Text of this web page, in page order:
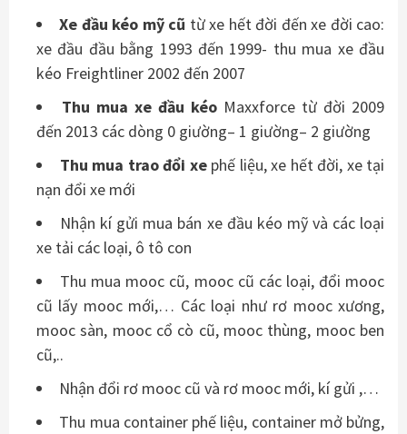
Xe đầu kéo mỹ cũ từ xe hết đời đến xe đời cao:
xe đầu đầu bằng 1993 đến 1999- thu mua xe đầu
kéo Freightliner 2002 đến 2007
Thu mua xe đầu kéo Maxxforce từ đời 2009
đến 2013 các dòng 0 giường– 1 giường– 2 giường
Thu mua trao đổi xe phế liệu, xe hết đời, xe tại
nạn đổi xe mới
Nhận kí gửi mua bán xe đầu kéo mỹ và các loại
xe tải các loại, ô tô con
Thu mua mooc cũ, mooc cũ các loại, đổi mooc
cũ lấy mooc mới,… Các loại như rơ mooc xương,
mooc sàn, mooc cổ cò cũ, mooc thùng, mooc ben
cũ,..
Nhận đổi rơ mooc cũ và rơ mooc mới, kí gửi ,…
Thu mua container phế liệu, container mở bửng,